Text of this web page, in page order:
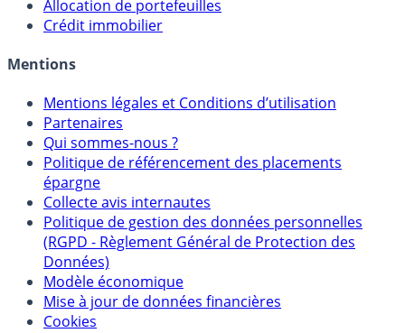
Allocation de portefeuilles
Crédit immobilier
Mentions
Mentions légales et Conditions d’utilisation
Partenaires
Qui sommes-nous ?
Politique de référencement des placements
épargne
Collecte avis internautes
Politique de gestion des données personnelles
(RGPD - Règlement Général de Protection des
Données)
Modèle économique
Mise à jour de données financières
Cookies